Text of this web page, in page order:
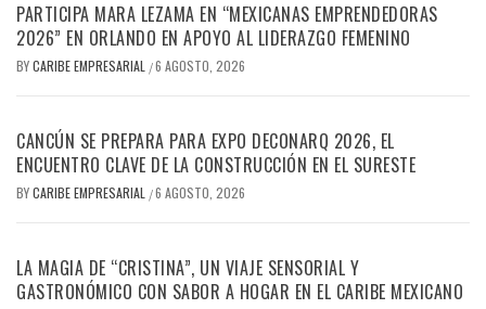
PARTICIPA MARA LEZAMA EN “MEXICANAS EMPRENDEDORAS
2026” EN ORLANDO EN APOYO AL LIDERAZGO FEMENINO
BYCARIBE EMPRESARIAL /6 AGOSTO, 2026
CANCÚN SE PREPARA PARA EXPO DECONARQ 2026, EL
ENCUENTRO CLAVE DE LA CONSTRUCCIÓN EN EL SURESTE
BYCARIBE EMPRESARIAL /6 AGOSTO, 2026
LA MAGIA DE “CRISTINA”, UN VIAJE SENSORIAL Y
GASTRONÓMICO CON SABOR A HOGAR EN EL CARIBE MEXICANO